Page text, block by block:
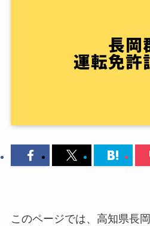
このページでは、高知県長